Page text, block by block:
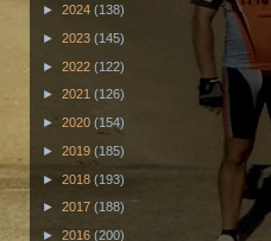
► 2024 (138)
► 2023 (145)
► 2022 (122)
► 2021 (126)
► 2020 (154)
► 2019 (185)
► 2018 (193)
► 2017 (188)
► 2016 (200)